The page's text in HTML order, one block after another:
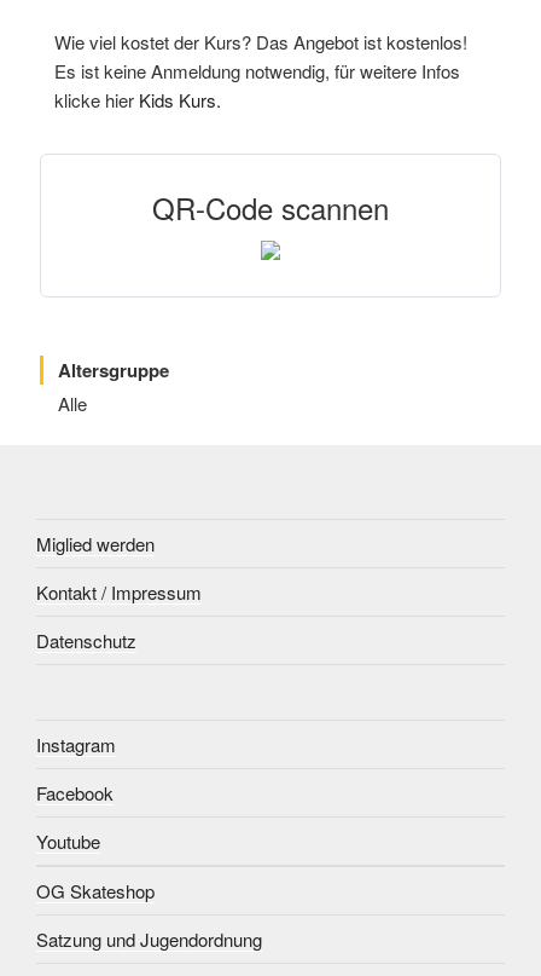
Wie viel kostet der Kurs? Das Angebot ist kostenlos!
Es ist keine Anmeldung notwendig, für weitere Infos
klicke hier Kids Kurs.
QR-Code scannen
Altersgruppe
Alle
Miglied werden
Kontakt / Impressum
Datenschutz
Instagram
Facebook
Youtube
OG Skateshop
Satzung und Jugendordnung